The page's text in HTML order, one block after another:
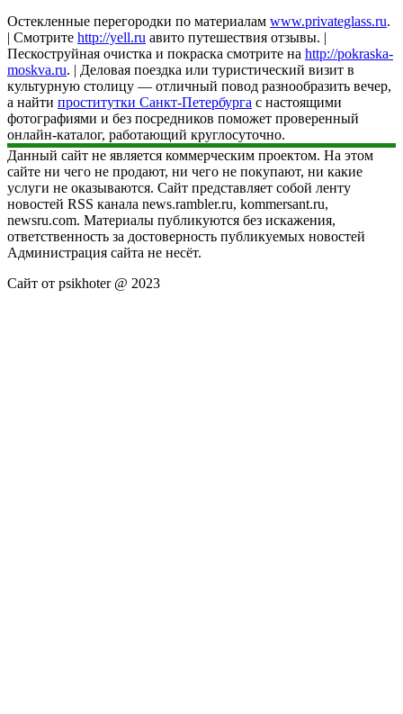
Остекленные перегородки по материалам www.privateglass.ru.
| Смотрите http://yell.ru авито путешествия отзывы. |
Пескоструйная очистка и покраска смотрите на http://pokraska-
moskva.ru. | Деловая поездка или туристический визит в
культурную столицу — отличный повод разнообразить вечер,
а найти проститутки Санкт-Петербурга с настоящими
фотографиями и без посредников поможет проверенный
онлайн-каталог, работающий круглосуточно.
Данный сайт не является коммерческим проектом. На этом
сайте ни чего не продают, ни чего не покупают, ни какие
услуги не оказываются. Сайт представляет собой ленту
новостей RSS канала news.rambler.ru, kommersant.ru,
newsru.com. Материалы публикуются без искажения,
ответственность за достоверность публикуемых новостей
Администрация сайта не несёт.
Сайт от psikhoter @ 2023